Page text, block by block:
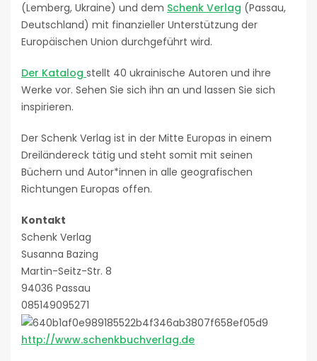
(Lemberg, Ukraine) und dem Schenk Verlag (Passau,
Deutschland) mit finanzieller Unterstützung der
Europäischen Union durchgeführt wird.
Der Katalog stellt 40 ukrainische Autoren und ihre
Werke vor. Sehen Sie sich ihn an und lassen Sie sich
inspirieren.
Der Schenk Verlag ist in der Mitte Europas in einem
Dreiländereck tätig und steht somit mit seinen
Büchern und Autor*innen in alle geografischen
Richtungen Europas offen.
Kontakt
Schenk Verlag
Susanna Bazing
Martin-Seitz-Str. 8
94036 Passau
085149095271
http://www.schenkbuchverlag.de